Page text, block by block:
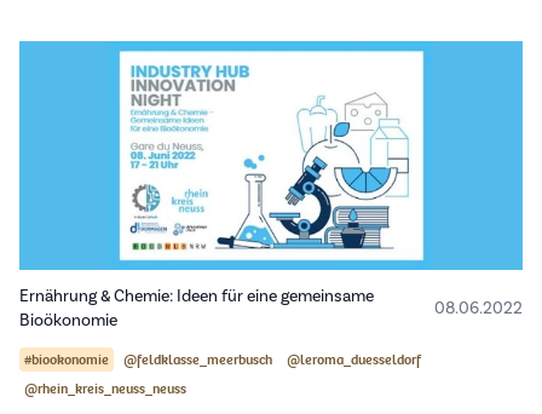
Ernährung & Chemie: Ideen für eine gemeinsame
Bioökonomie
08.06.2022
#biookonomie @feldklasse_meerbusch
@leroma_duesseldorf
@rhein_kreis_neuss_neuss